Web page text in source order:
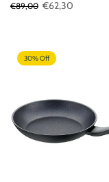
€89,00 €62,30
30% Off